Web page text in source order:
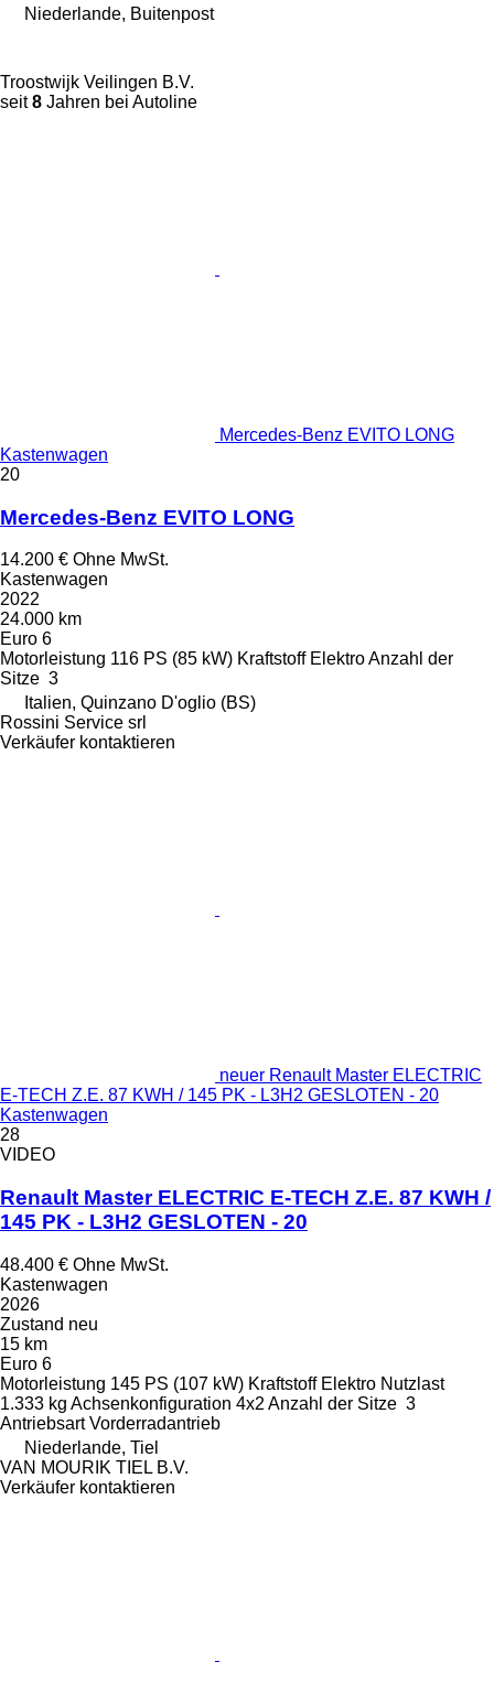
Niederlande, Buitenpost
Troostwijk Veilingen B.V.
seit8 Jahren bei Autoline
Mercedes-Benz EVITO LONG
Kastenwagen
20
Mercedes-Benz EVITO LONG
14.200 € Ohne MwSt.
Kastenwagen
2022
24.000 km
Euro 6
Motorleistung 116 PS (85 kW) Kraftstoff ElektroAnzahl der
Sitze 3
Italien, Quinzano D'oglio (BS)
Rossini Service srl
Verkäufer kontaktieren
neuer Renault Master ELECTRIC
E-TECH Z.E. 87 KWH / 145 PK - L3H2 GESLOTEN - 20
Kastenwagen
28
VIDEO
Renault Master ELECTRIC E-TECH Z.E. 87 KWH /
145 PK - L3H2 GESLOTEN - 20
48.400 € Ohne MwSt.
Kastenwagen
2026
Zustand neu
15 km
Euro 6
Motorleistung 145 PS (107 kW) Kraftstoff Elektro Nutzlast
1.333 kg Achsenkonfiguration 4x2 Anzahl der Sitze 3
Antriebsart Vorderradantrieb
Niederlande, Tiel
VAN MOURIK TIEL B.V.
Verkäufer kontaktieren